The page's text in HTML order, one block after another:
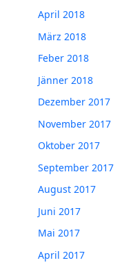
April 2018
März 2018
Feber 2018
Jänner 2018
Dezember 2017
November 2017
Oktober 2017
September 2017
August 2017
Juni 2017
Mai 2017
April 2017